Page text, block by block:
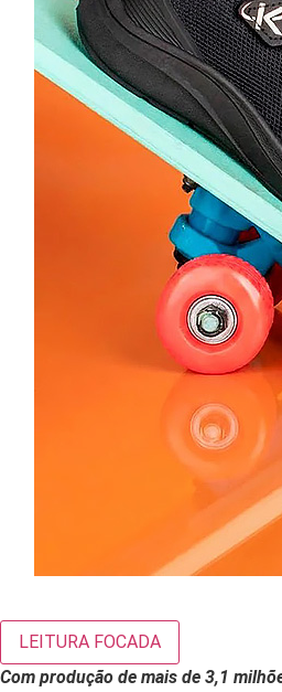
LEITURA FOCADA
Com produção de mais de 3,1